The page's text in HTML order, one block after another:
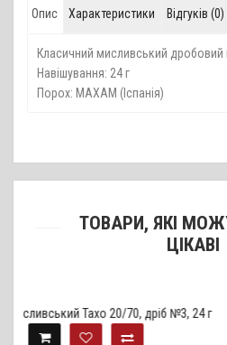
Опис Характеристики Відгуків (0)
Класичний мисливський дробовий
Навішування: 24 г
Порох: MAXAM (Іспанія)
ТОВАРИ, ЯКІ
ЦІКАВІ